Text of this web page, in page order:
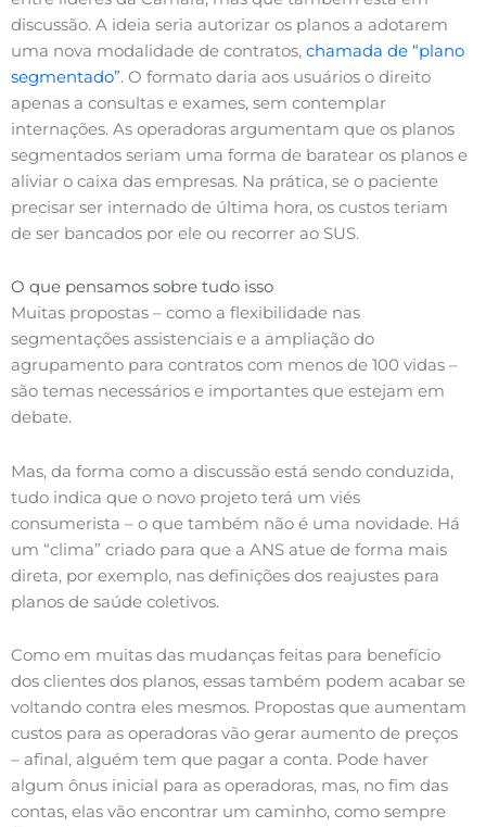
discussão. A ideia seria autorizar os planos a adotarem
uma nova modalidade de contratos, chamada de “plano
segmentado”. O formato daria aos usuários o direito
apenas a consultas e exames, sem contemplar
internações. As operadoras argumentam que os planos
segmentados seriam uma forma de baratear os planos e
aliviar o caixa das empresas. Na prática, se o paciente
precisar ser internado de última hora, os custos teriam
de ser bancados por ele ou recorrer ao SUS.
O que pensamos sobre tudo isso
Muitas propostas – como a flexibilidade nas
segmentações assistenciais e a ampliação do
agrupamento para contratos com menos de 100 vidas –
são temas necessários e importantes que estejam em
debate.
Mas, da forma como a discussão está sendo conduzida,
tudo indica que o novo projeto terá um viés
consumerista – o que também não é uma novidade. Há
um “clima” criado para que a ANS atue de forma mais
direta, por exemplo, nas definições dos reajustes para
planos de saúde coletivos.
Como em muitas das mudanças feitas para benefício
dos clientes dos planos, essas também podem acabar se
voltando contra eles mesmos. Propostas que aumentam
custos para as operadoras vão gerar aumento de preços
– afinal, alguém tem que pagar a conta. Pode haver
algum ônus inicial para as operadoras, mas, no fim das
contas, elas vão encontrar um caminho, como sempre